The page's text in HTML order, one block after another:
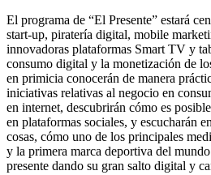
El programa de “El Presente” estará
start-up, piratería digital, mobile
innovadoras plataformas Smart TV y
consumo digital y la monetización de
en primicia conocerán de manera
iniciativas relativas al negocio en
en internet, descubrirán cómo es
en plataformas sociales, y escucharán
cosas, cómo uno de los principales
y la primera marca deportiva del mundo
presente dando su gran salto digital y